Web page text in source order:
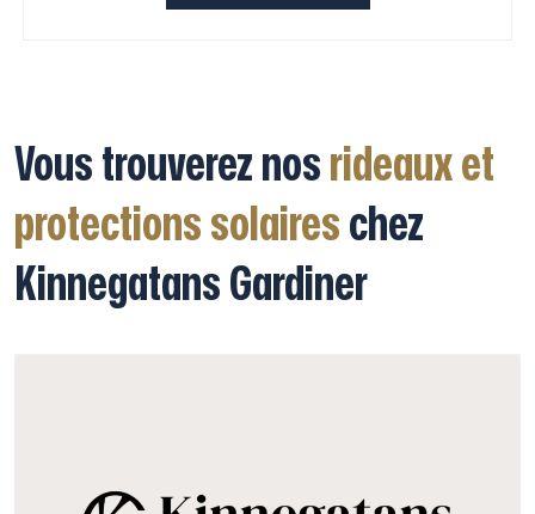
Vous trouverez nos rideaux et
protections solaires chez
Kinnegatans Gardiner